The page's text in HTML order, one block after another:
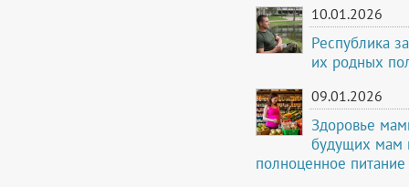
10.01.2026
Республика
их родных
09.01.2026
Здоровье
будущих мам
полноценное питание